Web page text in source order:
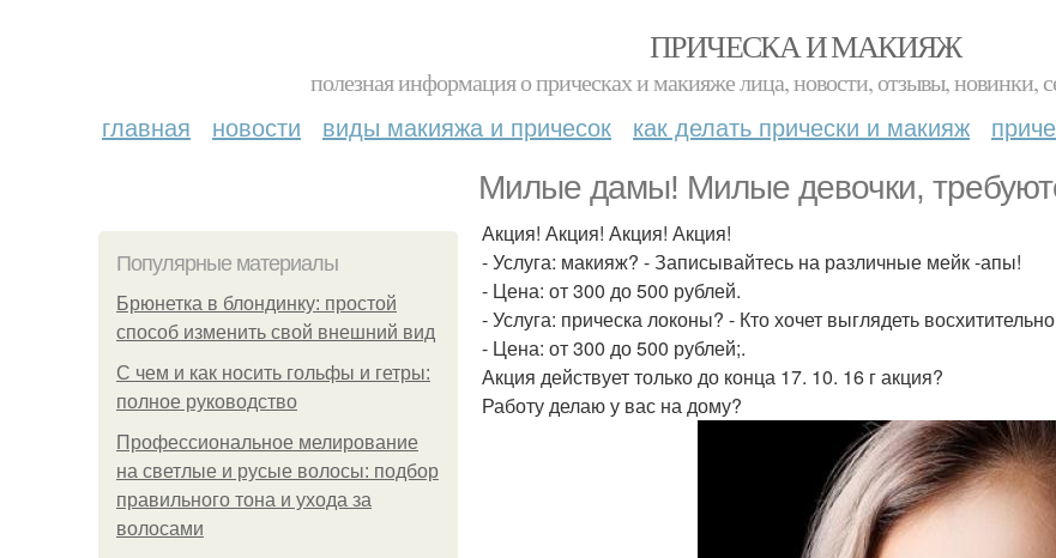
ПРИЧЕСКА И МАКИЯЖ
полезная информация о прическах и макияже лица, новости, отзывы, новинки,
главная новости виды макияжа и причесок как делать прически и макияж
Милые дамы! Милые девочки,
Популярные материалы
Брюнетка в блондинку: простой
способ изменить свой внешний вид
С чем и как носить гольфы и гетры:
полное руководство
Профессиональное мелирование
на светлые и русые волосы: подбор
правильного тона и ухода за
волосами
Акция! Акция! Акция! Акция!
- Услуга: макияж? - Записывайтесь на различные мейк -апы!
- Цена: от 300 до 500 рублей.
- Услуга: прическа локоны? - Кто хочет выглядеть
- Цена: от 300 до 500 рублей;.
Акция действует только до конца 17. 10. 16 г акция?
Работу делаю у вас на дому?